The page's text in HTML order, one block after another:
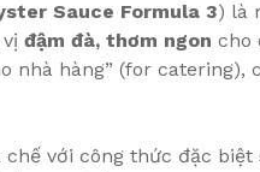
Sauce Formula 3) là
đậm đà, thơm ngon cho
nhà hàng” (for
với công thức đặc